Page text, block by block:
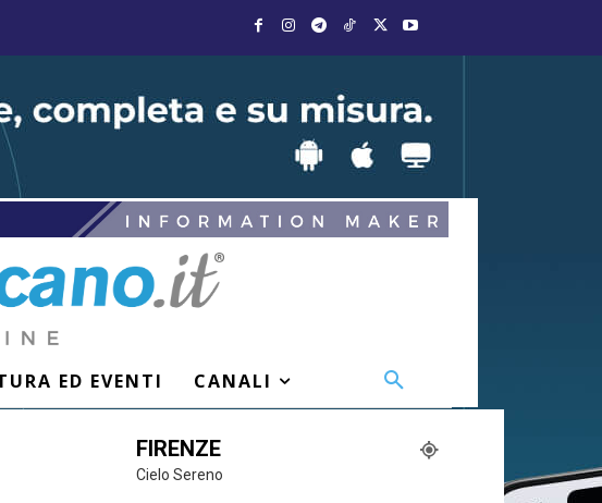
ED EVENTI CANALI
FIRENZE
Cielo Sereno